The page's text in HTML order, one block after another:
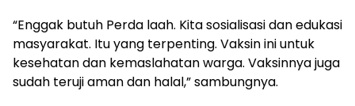
“Enggak butuh Perda laah. Kita sosialisasi dan edukasi
masyarakat. Itu yang terpenting. Vaksin ini untuk
kesehatan dan kemaslahatan warga. Vaksinnya juga
sudah teruji aman dan halal,” sambungnya.